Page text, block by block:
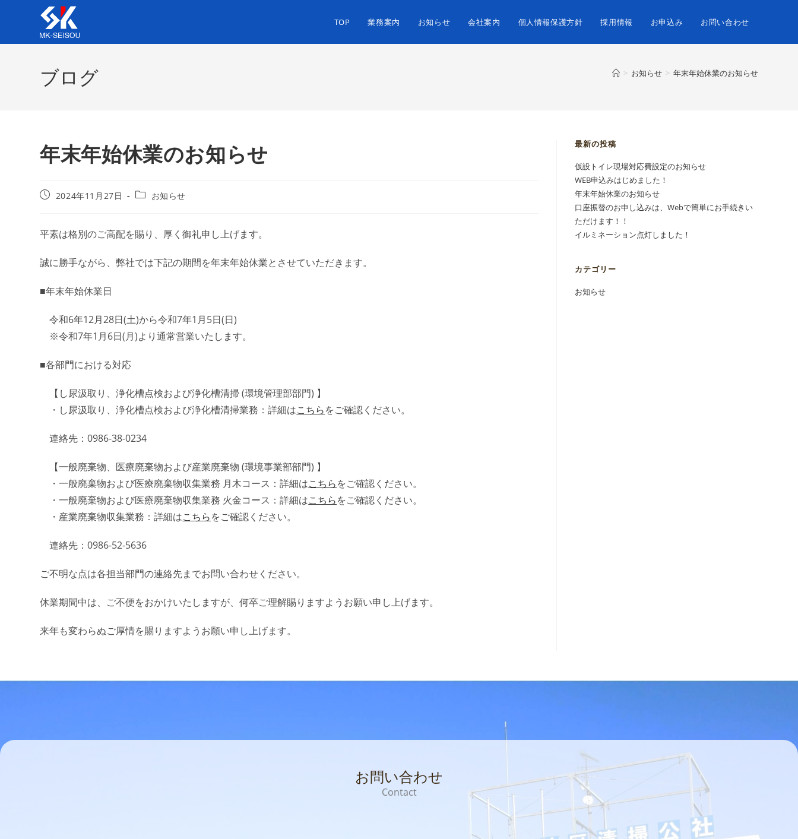
TOP 業務案内 お知らせ 会社案内 個人情報保護方針 採用情報 お申込み お問い合わせ
ブログ > お知らせ > 年末年始休業のお知らせ
年末年始休業のお知らせ
2024年11月27日 お知らせ
平素は格別のご高配を賜り、厚く御礼申し上げます。
誠に勝手ながら、弊社では下記の期間を年末年始休業とさせていただきます。
■年末年始休業日
令和6年12月28日(土)から令和7年1月5日(日)
※令和7年1月6日(月)より通常営業いたします。
■各部門における対応
【し尿汲取り、浄化槽点検および浄化槽清掃 (環境管理部部門) 】
・し尿汲取り、浄化槽点検および浄化槽清掃業務：詳細はこちらをご確認ください。
連絡先：0986-38-0234
【一般廃棄物、医療廃棄物および産業廃棄物 (環境事業部部門) 】
・一般廃棄物および医療廃棄物収集業務 月木コース：詳細はこちらをご確認ください。
・一般廃棄物および医療廃棄物収集業務 火金コース：詳細はこちらをご確認ください。
・産業廃棄物収集業務：詳細はこちらをご確認ください。
連絡先：0986-52-5636
ご不明な点は各担当部門の連絡先までお問い合わせください。
休業期間中は、ご不便をおかけいたしますが、何卒ご理解賜りますようお願い申し上げます。
来年も変わらぬご厚情を賜りますようお願い申し上げます。
最新の投稿
仮設トイレ現場対応費設定のお知らせ
WEB申込みはじめました！
年末年始休業のお知らせ
口座振替のお申し込みは、Webで簡単にお手続きい
ただけます！！
イルミネーション点灯しました！
カテゴリー
お知らせ
お問い合わせ
Contact